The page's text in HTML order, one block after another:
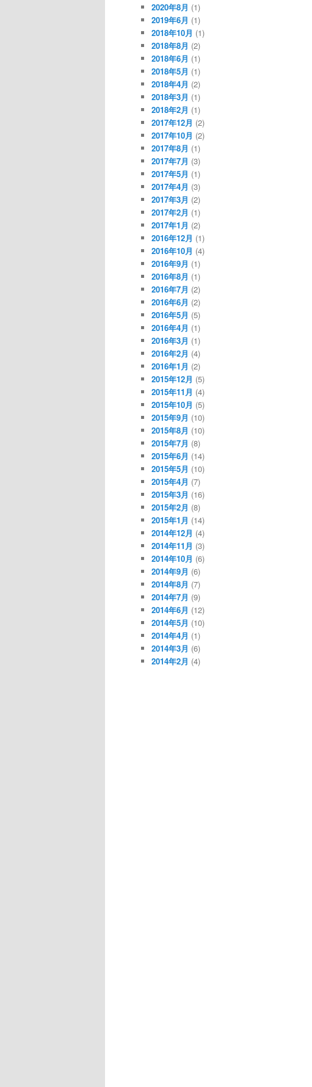
2020年8月 (1)
2019年6月 (1)
2018年10月 (1)
2018年8月 (2)
2018年6月 (1)
2018年5月 (1)
2018年4月 (2)
2018年3月 (1)
2018年2月 (1)
2017年12月 (2)
2017年10月 (2)
2017年8月 (1)
2017年7月 (3)
2017年5月 (1)
2017年4月 (3)
2017年3月 (2)
2017年2月 (1)
2017年1月 (2)
2016年12月 (1)
2016年10月 (4)
2016年9月 (1)
2016年8月 (1)
2016年7月 (2)
2016年6月 (2)
2016年5月 (5)
2016年4月 (1)
2016年3月 (1)
2016年2月 (4)
2016年1月 (2)
2015年12月 (5)
2015年11月 (4)
2015年10月 (5)
2015年9月 (10)
2015年8月 (10)
2015年7月 (8)
2015年6月 (14)
2015年5月 (10)
2015年4月 (7)
2015年3月 (16)
2015年2月 (8)
2015年1月 (14)
2014年12月 (4)
2014年11月 (3)
2014年10月 (6)
2014年9月 (6)
2014年8月 (7)
2014年7月 (9)
2014年6月 (12)
2014年5月 (10)
2014年4月 (1)
2014年3月 (6)
2014年2月 (4)